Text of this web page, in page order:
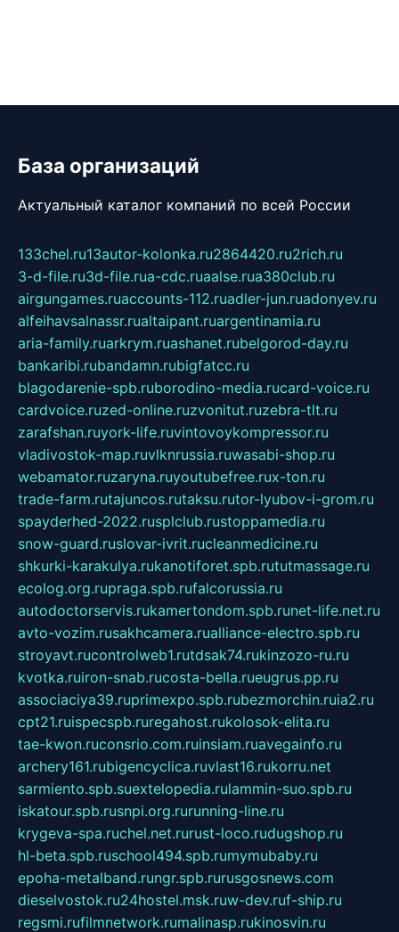
База организаций
Актуальный каталог компаний по всей России
133chel.ru13autor-kolonka.ru2864420.ru2rich.ru
3-d-file.ru3d-file.rua-cdc.ruaalse.rua380club.ru
airgungames.ruaccounts-112.ruadler-jun.ruadonyev.ru
alfeihavsalnassr.rualtaipant.ruargentinamia.ru
aria-family.ruarkrym.ruashanet.rubelgorod-day.ru
bankaribi.rubandamn.rubigfatcc.ru
blagodarenie-spb.ruborodino-media.rucard-voice.ru
cardvoice.ruzed-online.ruzvonitut.ruzebra-tlt.ru
zarafshan.ruyork-life.ruvintovoykompressor.ru
vladivostok-map.ruvlknrussia.ruwasabi-shop.ru
webamator.ruzaryna.ruyoutubefree.rux-ton.ru
trade-farm.rutajuncos.rutaksu.rutor-lyubov-i-grom.ru
spayderhed-2022.rusplclub.rustoppamedia.ru
snow-guard.ruslovar-ivrit.rucleanmedicine.ru
shkurki-karakulya.rukanotiforet.spb.rututmassage.ru
ecolog.org.rupraga.spb.rufalcorussia.ru
autodoctorservis.rukamertondom.spb.runet-life.net.ru
avto-vozim.rusakhcamera.rualliance-electro.spb.ru
stroyavt.rucontrolweb1.rutdsak74.rukinzozo-ru.ru
kvotka.ruiron-snab.rucosta-bella.rueugrus.pp.ru
associaciya39.ruprimexpo.spb.rubezmorchin.ruia2.ru
cpt21.ruispecspb.ruregahost.rukolosok-elita.ru
tae-kwon.ruconsrio.com.ruinsiam.ruavegainfo.ru
archery161.rubigencyclica.ruvlast16.rukorru.net
sarmiento.spb.suextelopedia.rulammin-suo.spb.ru
iskatour.spb.rusnpi.org.rurunning-line.ru
krygeva-spa.ruchel.net.rurust-loco.rudugshop.ru
hl-beta.spb.ruschool494.spb.rumymubaby.ru
epoha-metalband.rungr.spb.rurusgosnews.com
dieselvostok.ru24hostel.msk.ruw-dev.ruf-ship.ru
regsmi.rufilmnetwork.rumalinasp.rukinosvin.ru